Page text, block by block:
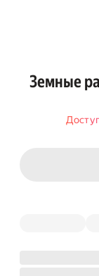
Земные